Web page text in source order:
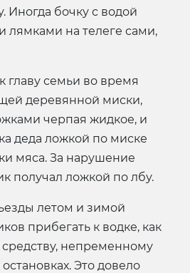
Иногда бочку с водой
лямками на телеге сами,
главу семьи во время
деревянной миски,
черпая жидкое, и
деда ложкой по миске
мяса. За нарушение
получал ложкой по лбу.
летом и зимой
прибегать к водке, как
непременному
Это довело